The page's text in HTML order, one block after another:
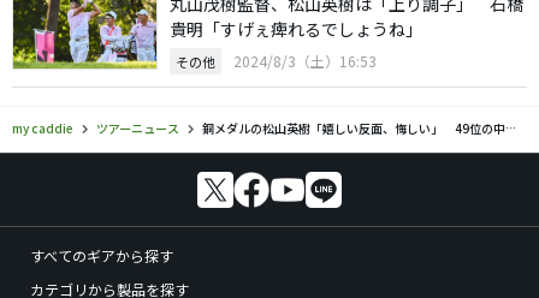
貴明「すげぇ痺れるでしょうね」
その他 2024/8/3（土）16:53
my caddie ツアーニュース 銅メダルの松山英樹「嬉しい反面、悔しい」 49位の中島啓太「今後の経験値になった」
すべてのギアから探す
カテゴリから製品を探す